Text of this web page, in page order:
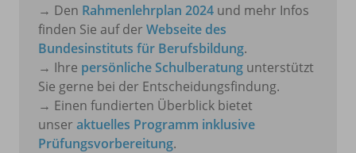
→ Den Rahmenlehrplan 2024 und mehr Infos
finden Sie auf der Webseite des
Bundesinstituts für Berufsbildung.
→ Ihre persönliche Schulberatung unterstützt
Sie gerne bei der Entscheidungsfindung.
→ Einen fundierten Überblick bietet
unser aktuelles Programm inklusive
Prüfungsvorbereitung.